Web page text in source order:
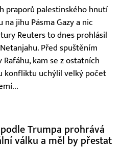
praporů palestinského hnutí
jihu Pásma Gazy a nic
Reuters to dnes prohlásil
Před spuštěním
kam se z ostatních
konfliktu uchýlil velký počet
Trumpa prohrává
válku a měl by přestat